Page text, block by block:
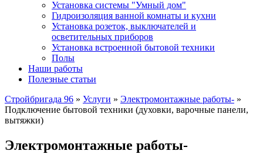
Установка системы "Умный дом"
Гидроизоляция ванной комнаты и кухни
Установка розеток, выключателей и
осветительных приборов
Установка встроенной бытовой техники
Полы
Наши работы
Полезные статьи
Стройбригада 96 » Услуги » Электромонтажные работы- »
Подключение бытовой техники (духовки, варочные панели,
вытяжки)
Электромонтажные работы-